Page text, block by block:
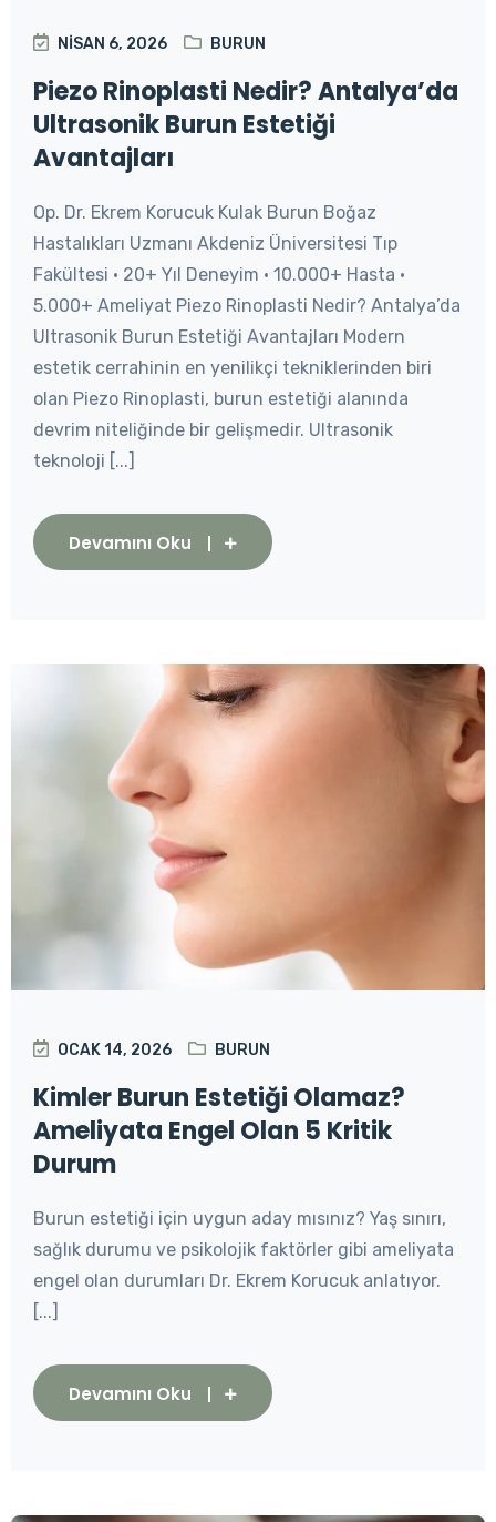
NISAN 6, 2026 BURUN
Piezo Rinoplasti Nedir? Antalya’da
Ultrasonik Burun Estetiği
Avantajları
Op. Dr. Ekrem Korucuk Kulak Burun Boğaz
Hastalıkları Uzmanı Akdeniz Üniversitesi Tıp
Fakültesi • 20+ Yıl Deneyim • 10.000+ Hasta •
5.000+ Ameliyat Piezo Rinoplasti Nedir? Antalya’da
Ultrasonik Burun Estetiği Avantajları Modern
estetik cerrahinin en yenilikçi tekniklerinden biri
olan Piezo Rinoplasti, burun estetiği alanında
devrim niteliğinde bir gelişmedir. Ultrasonik
teknoloji [...]
Devamını Oku
OCAK 14, 2026 BURUN
Kimler Burun Estetiği Olamaz?
Ameliyata Engel Olan 5 Kritik
Durum
Burun estetiği için uygun aday mısınız? Yaş sınırı,
sağlık durumu ve psikolojik faktörler gibi ameliyata
engel olan durumları Dr. Ekrem Korucuk anlatıyor.
[...]
Devamını Oku